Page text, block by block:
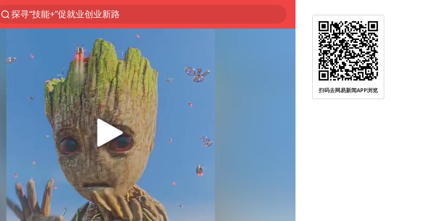
探寻“技能+”促就业创业新路
维持强台风级！白海豚直奔华东沿海
山东日照市委副书记王峰被查
印度暴发金迪普拉病毒
41岁女子为鼓励女儿考上985研究生
美国退回1000亿美元关税
24小时不关空调 电费反而更低？
“事业单位招聘不是人情买卖”
涨价1元的冰红茶 两年少赚了15亿
小伙靠AI减肥 45天瘦40斤进了ICU
扫码去网易新闻APP浏览